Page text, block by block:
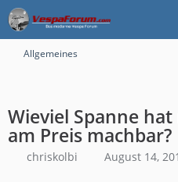
Allgemeines
Wieviel Spanne
am Preis machbar?
chriskolbi August 14,